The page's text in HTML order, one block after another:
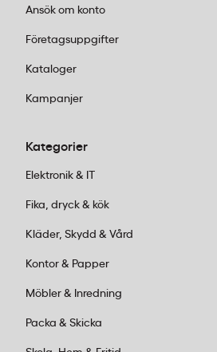
Ansök om konto
Företagsuppgifter
Kataloger
Kampanjer
Kategorier
Elektronik & IT
Fika, dryck & kök
Kläder, Skydd & Vård
Kontor & Papper
Möbler & Inredning
Packa & Skicka